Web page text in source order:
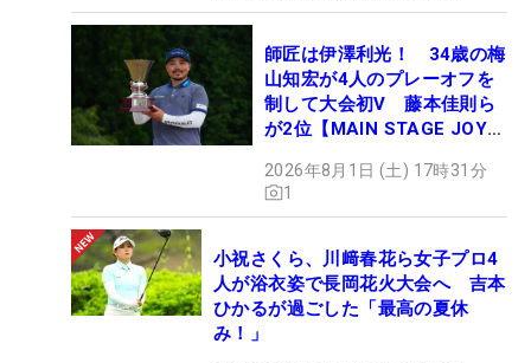
師匠は伊澤利光！ 34歳の梅
山知宏が4人のプレーオフを
制して大会初V 藤本佳則ら
が2位【MAIN STAGE JOYX
2026年8月1日 (土) 17時31分
1
小祝さくら、川﨑春花ら女子プロ4
人が浴衣姿で長岡花火大会へ 吉本
ひかるが過ごした「最高の夏休
み！」